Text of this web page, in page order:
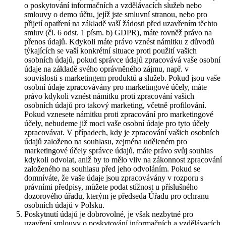
o poskytování informačních a vzdělávacích služeb nebo
smlouvy o demo účtu, jejíž jste smluvní stranou, nebo pro
přijetí opatření na základě vaší žádosti před uzavřením těchto
smluv (čl. 6 odst. 1 písm. b) GDPR), máte rovněž právo na
přenos údajů. Kdykoli máte právo vznést námitku z důvodů
týkajících se vaší konkrétní situace proti použití vašich
osobních údajů, pokud správce údajů zpracovává vaše osobní
údaje na základě svého oprávněného zájmu, např. v
souvislosti s marketingem produktů a služeb. Pokud jsou vaše
osobní údaje zpracovávány pro marketingové účely, máte
právo kdykoli vznést námitku proti zpracování vašich
osobních údajů pro takový marketing, včetně profilování.
Pokud vznesete námitku proti zpracování pro marketingové
účely, nebudeme již moci vaše osobní údaje pro tyto účely
zpracovávat. V případech, kdy je zpracování vašich osobních
údajů založeno na souhlasu, zejména uděleném pro
marketingové účely správce údajů, máte právo svůj souhlas
kdykoli odvolat, aniž by to mělo vliv na zákonnost zpracování
založeného na souhlasu před jeho odvoláním. Pokud se
domníváte, že vaše údaje jsou zpracovávány v rozporu s
právními předpisy, můžete podat stížnost u příslušného
dozorového úřadu, kterým je předseda Úřadu pro ochranu
osobních údajů v Polsku.
Poskytnutí údajů je dobrovolné, je však nezbytné pro
uzavření smlouvy o poskytování informačních a vzdělávacích